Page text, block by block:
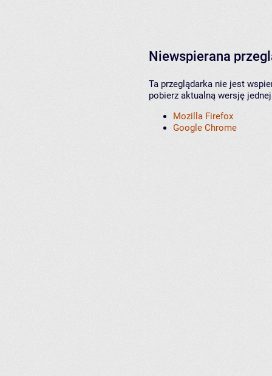
Niewspierana
Ta przeglądarka nie jest
pobierz aktualną wersję
Mozilla Firefox
Google Chrome